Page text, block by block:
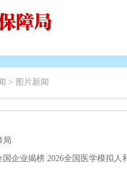
> 图片新闻
局
国企业揭榜 2026全国医学模拟